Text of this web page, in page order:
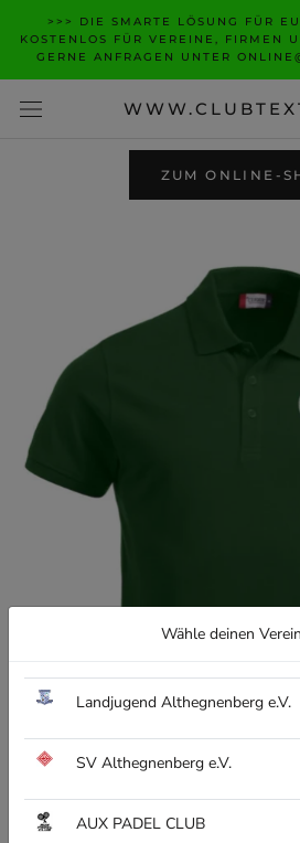
Inhalt
wechseln
>>> DIE SMARTE LÖSUNG FÜR
KOSTENLOS FÜR VEREINE, FIRMEN
GERNE ANFRAGEN UNTER
Wähle deinen
Landjugend Althegnenberg e.V.
SV Althegnenberg e.V.
AUX PADEL CLUB
ZUM ONLINE-